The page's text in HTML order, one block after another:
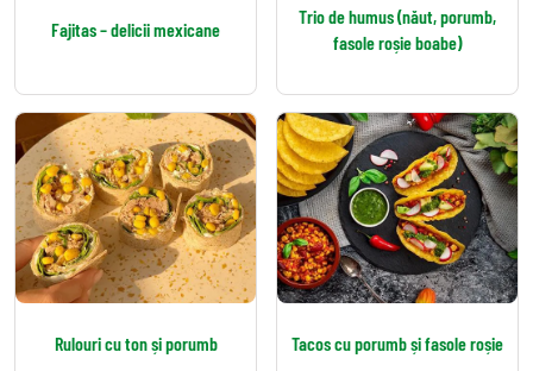
Fajitas – delicii mexicane
Trio de humus (năut, porumb,
fasole roșie boabe)
Rulouri cu ton și porumb Tacos cu porumb și fasole roșie